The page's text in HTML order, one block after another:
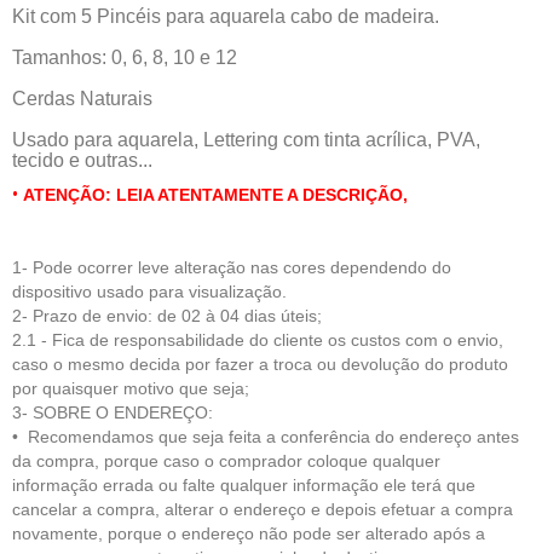
Kit com 5 Pincéis para aquarela cabo de madeira.
Tamanhos: 0, 6, 8, 10 e 12
Cerdas Naturais
Usado para aquarela, Lettering com tinta acrílica, PVA,
tecido e outras...
• ATENÇÃO: LEIA ATENTAMENTE A DESCRIÇÃO,
1- Pode ocorrer leve alteração nas cores dependendo do
dispositivo usado para visualização.
2- Prazo de envio: de 02 à 04 dias úteis;
2.1 - Fica de responsabilidade do cliente os custos com o envio,
caso o mesmo decida por fazer a troca ou devolução do produto
por quaisquer motivo que seja;
3- SOBRE O ENDEREÇO:
• Recomendamos que seja feita a conferência do endereço antes
da compra, porque caso o comprador coloque qualquer
informação errada ou falte qualquer informação ele terá que
cancelar a compra, alterar o endereço e depois efetuar a compra
novamente, porque o endereço não pode ser alterado após a